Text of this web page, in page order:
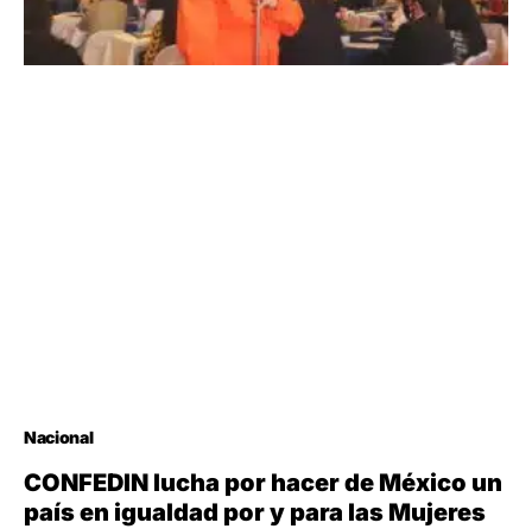
Nacional
CONFEDIN lucha por hacer de México un
país en igualdad por y para las Mujeres